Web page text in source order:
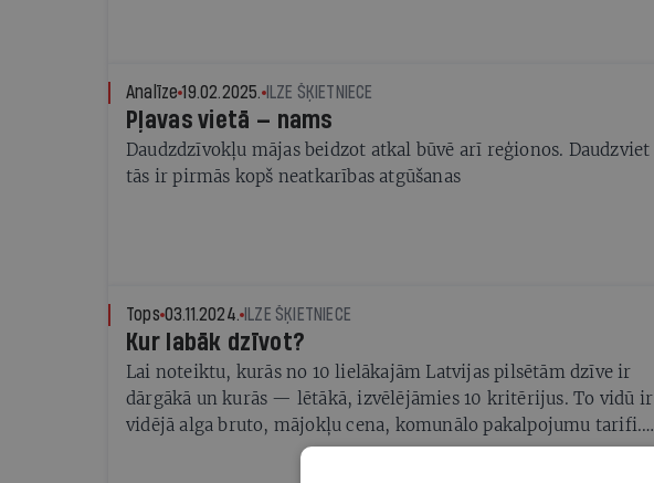
Analīze 19.02.2025. ILZE ŠĶIETNIECE
Pļavas vietā — nams
Daudzdzīvokļu mājas beidzot atkal būvē arī reģionos. Daudzviet
tās ir pirmās kopš neatkarības atgūšanas
Tops 03.11.2024. ILZE ŠĶIETNIECE
Kur labāk dzīvot?
Lai noteiktu, kurās no 10 lielākajām Latvijas pilsētām dzīve ir
dārgākā un kurās — lētākā, izvēlējāmies 10 kritērijus. To vidū ir
vidējā alga bruto, mājokļu cena, komunālo pakalpojumu tarifi.
Skaidrojām arī to, cik jāmaksā par braucienu ar pilsētas